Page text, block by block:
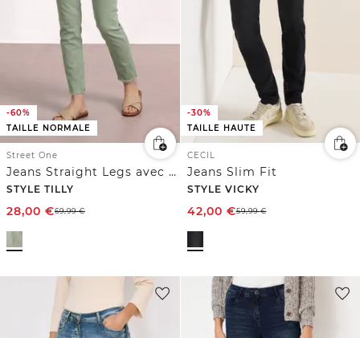
-60%
TAILLE NORMALE
Street One
Jeans Straight Legs avec ourlet ouvert
STYLE TILLY
28,00 €69,99€
-30%
TAILLE HAUTE
CECIL
Jeans Slim Fit
STYLE VICKY
42,00 €59,99€